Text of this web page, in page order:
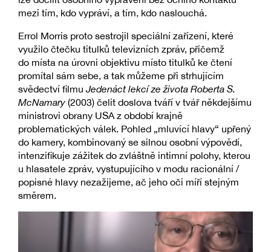
mezi tím, kdo vypráví, a tím, kdo naslouchá.
Errol Morris proto sestrojil speciální zařízení, které
využilo čtečku titulků televizních zpráv, přičemž
do místa na úrovni objektivu místo titulků ke čtení
promítal sám sebe, a tak můžeme při strhujícím
svědectví filmuJedenáct lekcí ze života Roberta S.
McNamary (2003) čelit doslova tváří v tvář někdejšímu
ministrovi obrany USA z období krajně
problematických válek. Pohled „mluvící hlavy“ upřený
do kamery, kombinovaný se silnou osobní výpovědí,
intenzifikuje zážitek do zvláštně intimní polohy, kterou
u hlasatele zpráv, vystupujícího v modu racionální /
popisné hlavy nezažijeme, ač jeho oči míří stejným
směrem.